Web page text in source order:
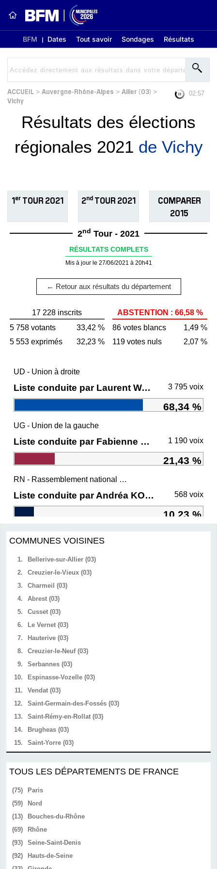
BFM Dates Tout savoir Sondages Résultats
ACCUEIL > Auvergne-Rhône-Alpes > Allier (03) >
Vichy
02:57
Résultats des élections
régionales 2021 de Vichy
1er TOUR 2021 2ndTOUR 2021
COMPARER
2015
2nd Tour - 2021
RÉSULTATS COMPLETS
Mis à jour le 27/06/2021 à 20h41
← Retour aux résultats du département
17 228 inscrits
5 758 votants
33,42 %
5 553 exprimés
32,23 %
ABSTENTION : 66,58 %
86 votes blancs
1,49 %
119 votes nuls
2,07 %
UD - Union à droite
Liste conduite par Laurent WAUQUIEZ 3 795 voix
68,34 %
UG - Union de la gauche
Liste conduite par Fabienne GREBERT 1 190 voix
21,43 %
RN - Rassemblement national et ses alliés
Liste conduite par Andréa KOTARAC 568 voix
10,23 %
COMMUNES VOISINES
1.
Bellerive-sur-Allier (03)
2.
Creuzier-le-Vieux (03)
3.
Charmeil (03)
4.
Abrest (03)
5.
Cusset (03)
6.
Le Vernet (03)
7.
Hauterive (03)
8.
Creuzier-le-Neuf (03)
9.
Serbannes (03)
10.
Espinasse-Vozelle (03)
11.
Vendat (03)
12.
Saint-Germain-des-Fossés (03)
13.
Saint-Rémy-en-Rollat (03)
14.
Brugheas (03)
15.
Saint-Yorre (03)
TOUS LES DÉPARTEMENTS DE FRANCE
(75)
Paris
(59)
Nord
(13)
Bouches-du-Rhône
(69)
Rhône
(93)
Seine-Saint-Denis
(92)
Hauts-de-Seine